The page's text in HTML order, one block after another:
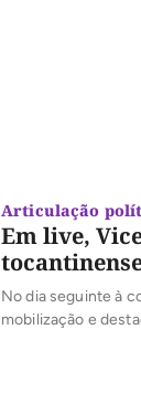
Articulação
Em live,
No dia seguinte à
mobilização e